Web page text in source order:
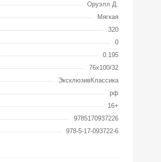
Оруэлл Д.
Мягкая
320
0
0.195
76x100/32
ЭксклюзивКлассика
рф
16+
9785170937226
978-5-17-093722-6